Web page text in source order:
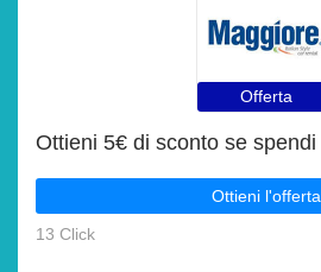
Offerta
Ottieni l'offerta
13 Click